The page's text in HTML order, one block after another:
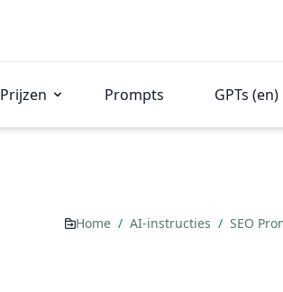
Prijzen Prompts GPTs (en)
Home / AI-instructies / SEO